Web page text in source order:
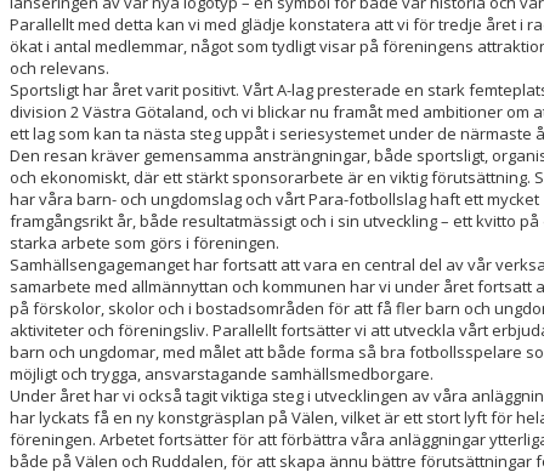
Parallellt med detta kan vi med glädje konstatera att vi för tredje året i
ökat i antal medlemmar, något som tydligt visar på föreningens
och relevans.
Sportsligt har året varit positivt. Vårt A-lag presterade en stark
division 2 Västra Götaland, och vi blickar nu framåt med ambitioner om
ett lag som kan ta nästa steg uppåt i seriesystemet under de närmaste
Den resan kräver gemensamma ansträngningar, både sportsligt,
och ekonomiskt, där ett stärkt sponsorarbete är en viktig förutsättning.
har våra barn- och ungdomslag och vårt Para-fotbollslag haft ett mycket
framgångsrikt år, både resultatmässigt och i sin utveckling – ett kvitto på
starka arbete som görs i föreningen.
Samhällsengagemanget har fortsatt att vara en central del av vår
samarbete med allmännyttan och kommunen har vi under året fortsatt
på förskolor, skolor och i bostadsområden för att få fler barn och
aktiviteter och föreningsliv. Parallellt fortsätter vi att utveckla vårt
barn och ungdomar, med målet att både forma så bra fotbollsspelare
möjligt och trygga, ansvarstagande samhällsmedborgare.
Under året har vi också tagit viktiga steg i utvecklingen av våra
har lyckats få en ny konstgräsplan på Välen, vilket är ett stort lyft för
föreningen. Arbetet fortsätter för att förbättra våra anläggningar
både på Välen och Ruddalen, för att skapa ännu bättre förutsättningar